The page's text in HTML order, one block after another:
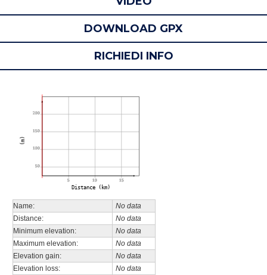
GALLERY
CONTATTI
REGISTRAZIONE
AREA TESSERATI
DOWNLOAD GPX
RICHIEDI INFO
50
100
150
200
5 10 15
Distance (km)
(m)
Name:
No data
Distance:
No data
Minimum elevation:
No data
Maximum elevation:
No data
Elevation gain:
No data
Elevation loss:
No data